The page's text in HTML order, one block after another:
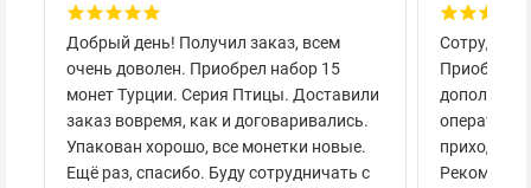
Добрый день! Получил заказ, всем
очень доволен. Приобрел набор 15
монет Турции. Серия Птицы. Доставили
заказ вовремя, как и договаривались.
Упакован хорошо, все монетки новые.
Ещё раз, спасибо. Буду сотрудничать с
приходило